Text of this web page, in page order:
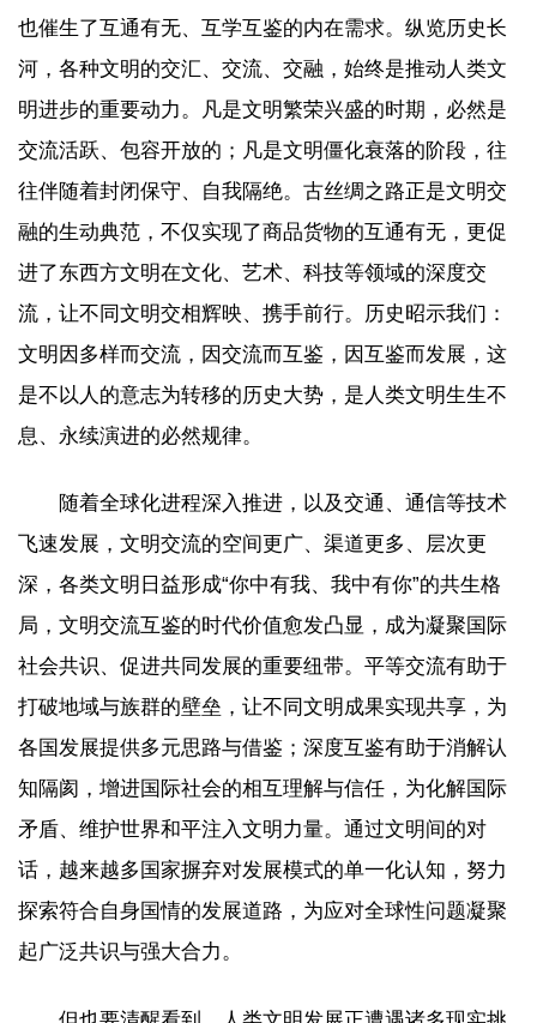
也催生了互通有无、互学互鉴的内在需求。纵览历史长
河，各种文明的交汇、交流、交融，始终是推动人类文
明进步的重要动力。凡是文明繁荣兴盛的时期，必然是
交流活跃、包容开放的；凡是文明僵化衰落的阶段，往
往伴随着封闭保守、自我隔绝。古丝绸之路正是文明交
融的生动典范，不仅实现了商品货物的互通有无，更促
进了东西方文明在文化、艺术、科技等领域的深度交
流，让不同文明交相辉映、携手前行。历史昭示我们：
文明因多样而交流，因交流而互鉴，因互鉴而发展，这
是不以人的意志为转移的历史大势，是人类文明生生不
息、永续演进的必然规律。
随着全球化进程深入推进，以及交通、通信等技术
飞速发展，文明交流的空间更广、渠道更多、层次更
深，各类文明日益形成“你中有我、我中有你”的共生格
局，文明交流互鉴的时代价值愈发凸显，成为凝聚国际
社会共识、促进共同发展的重要纽带。平等交流有助于
打破地域与族群的壁垒，让不同文明成果实现共享，为
各国发展提供多元思路与借鉴；深度互鉴有助于消解认
知隔阂，增进国际社会的相互理解与信任，为化解国际
矛盾、维护世界和平注入文明力量。通过文明间的对
话，越来越多国家摒弃对发展模式的单一化认知，努力
探索符合自身国情的发展道路，为应对全球性问题凝聚
起广泛共识与强大合力。